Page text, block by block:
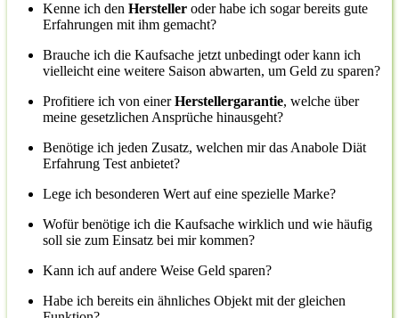
Kenne ich den Hersteller oder habe ich sogar bereits gute
Erfahrungen mit ihm gemacht?
Brauche ich die Kaufsache jetzt unbedingt oder kann ich
vielleicht eine weitere Saison abwarten, um Geld zu sparen?
Profitiere ich von einerHerstellergarantie, welche über
meine gesetzlichen Ansprüche hinausgeht?
Benötige ich jeden Zusatz, welchen mir das Anabole Diät
Erfahrung Test anbietet?
Lege ich besonderen Wert auf eine spezielle Marke?
Wofür benötige ich die Kaufsache wirklich und wie häufig
soll sie zum Einsatz bei mir kommen?
Kann ich auf andere Weise Geld sparen?
Habe ich bereits ein ähnliches Objekt mit der gleichen